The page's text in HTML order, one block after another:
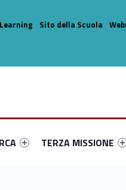
primary-35996-14
#link-menu-primary-
Link identifier #link-
TERZA MISSIONE
Sito della Scuola